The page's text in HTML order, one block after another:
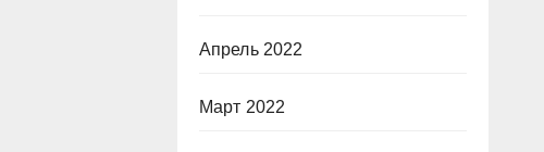
Апрель 2022
Март 2022